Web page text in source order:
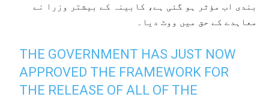
بندی اب مؤثر ہو گئی ہے، کابینہ کے بیشتر وزرا نے
معاہدے کے حق میں ووٹ دیا۔
THE GOVERNMENT HAS JUST NOW
APPROVED THE FRAMEWORK FOR
THE RELEASE OF ALL OF THE